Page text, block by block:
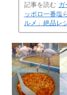
記事を読む ガ
ッポロ一番塩
ルメ」絶品レ